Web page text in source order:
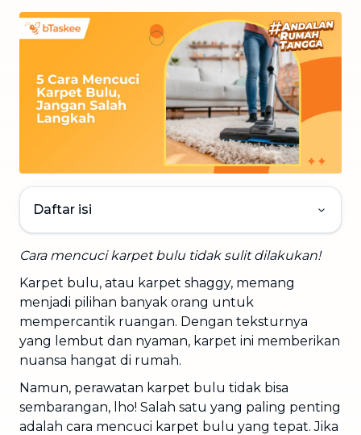
Daftar isi
Cara mencuci karpet bulu tidak sulit dilakukan!
Karpet bulu, atau karpet shaggy, memang
menjadi pilihan banyak orang untuk
mempercantik ruangan. Dengan teksturnya
yang lembut dan nyaman, karpet ini memberikan
nuansa hangat di rumah.
Namun, perawatan karpet bulu tidak bisa
sembarangan, lho! Salah satu yang paling penting
adalah cara mencuci karpet bulu yang tepat. Jika